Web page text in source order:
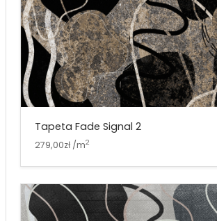
Tapeta Fade Signal 2
279,00zł /m2